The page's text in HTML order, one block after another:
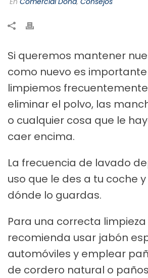
Si queremos mantener
como nuevo es
limpiemos
eliminar el polvo, las
o cualquier cosa que le
caer encima.
La frecuencia de lavado
uso que le des a tu coche
dónde lo guardas.
Para una correcta limpieza
recomienda usar jabón
automóviles y emplear
de cordero natural o